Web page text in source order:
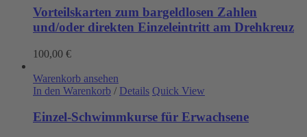
Vorteilskarten zum bargeldlosen Zahlen
und/oder direkten Einzeleintritt am Drehkreuz
100,00 €
Warenkorb ansehen
In den Warenkorb / Details Quick View
Einzel-Schwimmkurse für Erwachsene